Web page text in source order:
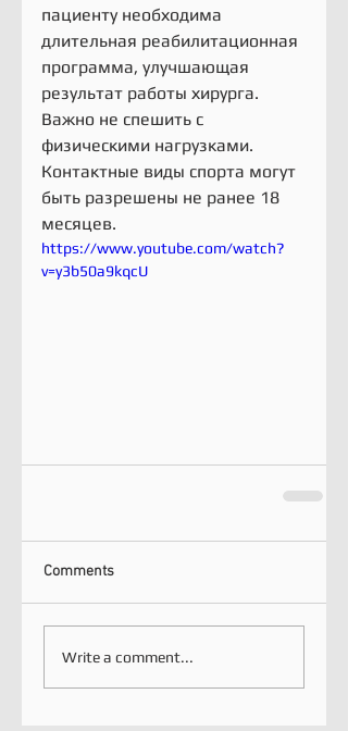
пациенту необходима
длительная реабилитационная
программа, улучшающая
результат работы хирурга.
Важно не спешить с
физическими нагрузками.
Контактные виды спорта могут
быть разрешены не ранее 18
месяцев.
https://www.youtube.com/watch?
v=y3b50a9kqcU
Comments
Write a comment...